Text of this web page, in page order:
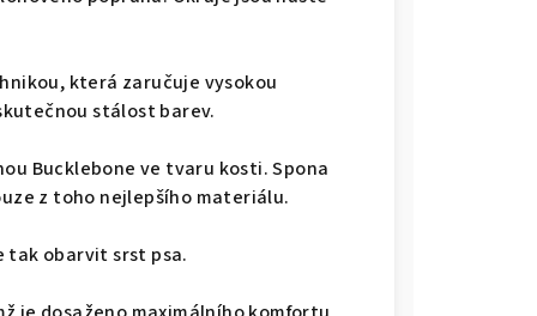
která zaručuje vysokou
stálost barev.
Bucklebone ve tvaru kosti. Spona
z toho nejlepšího materiálu.
tak obarvit srst psa.